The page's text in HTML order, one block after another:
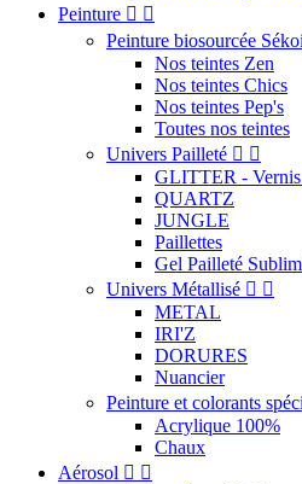
Peinture  
Peinture biosourcée
Nos teintes Zen
Nos teintes Chics
Nos teintes Pep's
Toutes nos teintes
Univers Pailleté  
GLITTER -
QUARTZ
JUNGLE
Paillettes
Gel Pailleté
Univers Métallisé  
METAL
IRI'Z
DORURES
Nuancier
Peinture et colorants
Acrylique 100%
Chaux
Aérosol  